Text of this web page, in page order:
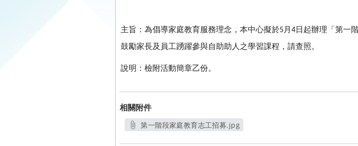
主旨： 為倡導家庭教育服務理念，本中心擬於5月 4日起辦理「第一
鼓勵家長及員工踴躍參與自助助人之學習課程，請查照。
說明： 檢附活動簡章乙份。
相關附件
第一階段家庭教育志工招募.jpg